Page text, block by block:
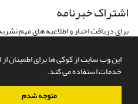
این وب سایت از کوکی ها برای اطمینان از
خدمات استفاده می کند.
متوجه شدم
اشتراک خبرنامه
برای دریافت اخبار و اطلاعیه های مهم